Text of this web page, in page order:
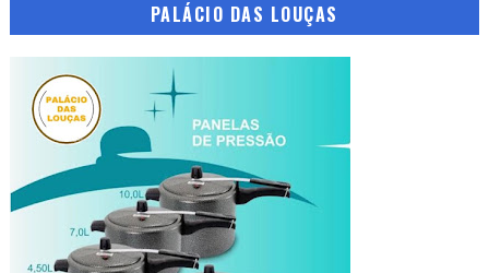
PALÁCIO DAS LOUÇAS